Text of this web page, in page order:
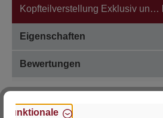
Kopfteilverstellung Exklusiv un…
Eigenschaften
Bewertungen
Funktionale